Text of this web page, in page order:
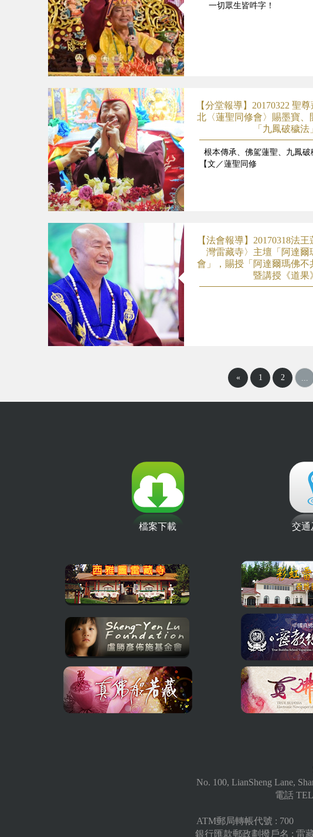
一切眾生皆吽字！
【分堂報導】20170322 聖
北〈蓮聖同修會〉賜墨寶、
「九鳳破穢法
根本傳承、佛駕蓮聖、九鳳
【文／蓮聖同修
【法會報導】20170318法
灣雷藏寺〉主壇「阿達爾
會」，賜授「阿達爾瑪佛不
暨講授《道果
« 1 2 ...
檔案下載 交通
No. 100, LianSheng Lane,
電話 TEL
ATM郵局轉帳代號 : 700
銀行匯款郵政劃撥戶名 : 雷